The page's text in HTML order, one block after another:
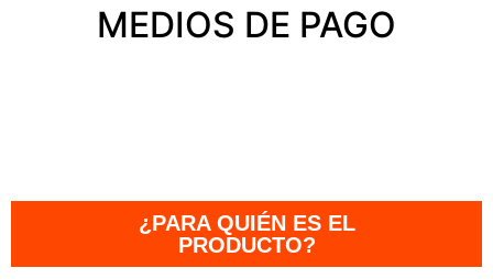
MEDIOS DE PAGO
¿PARA QUIÉN ES EL
PRODUCTO?